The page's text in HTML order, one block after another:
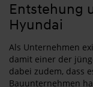
Entstehung
Hyundai
Als Unternehmen
damit einer der
dabei zudem, dass
Bauunternehmen